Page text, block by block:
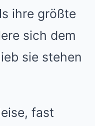
ihre größte
sich dem
sie stehen
fast